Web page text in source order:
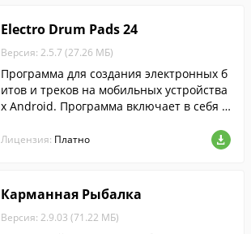
Electro Drum Pads 24
Версия: 2.5.7 (27.26 МБ)
Программа для создания электронных б
итов и треков на мобильных устройства
х Android. Программа включает в себя п
тве популярных направлений электрон
Лицензия: Платно
Карманная Рыбалка
Версия: 2.9.03 (71.22 МБ)